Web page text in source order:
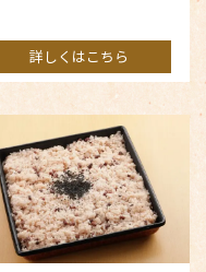
詳しくはこちら